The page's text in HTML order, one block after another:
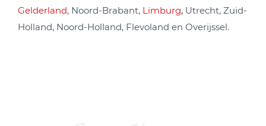
Gelderland, Noord-Brabant, Limburg, Utrecht, Zuid-
Holland, Noord-Holland, Flevoland en Overijssel.